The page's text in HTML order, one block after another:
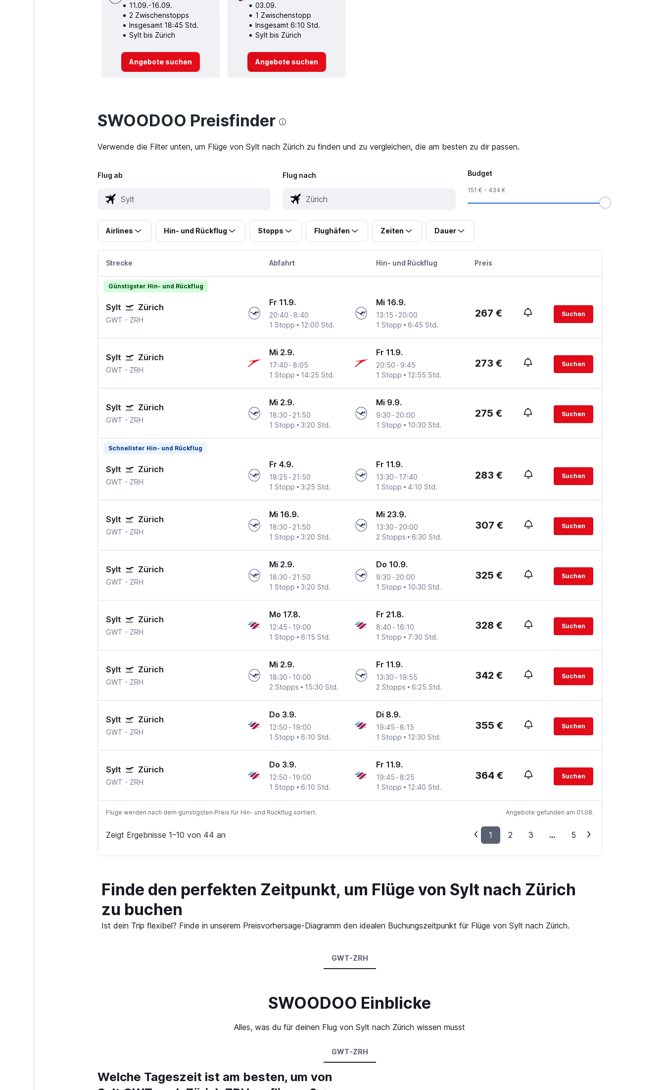
11.09.-16.09.
2 Zwischenstopps
Insgesamt 18:45 Std.
Sylt bis Zürich
Angebote suchen
03.09.
1 Zwischenstopp
Insgesamt 6:10 Std.
Sylt bis Zürich
Angebote suchen
SWOODOO Preisfinder
Verwende die Filter unten, um Flüge von Sylt nach Zürich zu finden und zu vergleichen, die am besten zu dir passen.
Flug ab Flug nach Budget
151 € - 434 €
Airlines Hin- und Rückflug Stopps Flughäfen Zeiten Dauer
Strecke Abfahrt Hin- und Rückflug Preis
Günstigster Hin- und Rückflug
Sylt Zürich
GWT - ZRH
Fr 11.9.
20:40 - 8:40
1 Stopp
12:00 Std.
Mi 16.9.
13:15 - 20:00
1 Stopp
6:45 Std.
267 € Suchen
Sylt Zürich
GWT - ZRH
Mi 2.9.
17:40 - 8:05
1 Stopp
14:25 Std.
Fr 11.9.
20:50 - 9:45
1 Stopp
12:55 Std.
273 € Suchen
Sylt Zürich
GWT - ZRH
Mi 2.9.
18:30 - 21:50
1 Stopp
3:20 Std.
Mi 9.9.
9:30 - 20:00
1 Stopp
10:30 Std.
275 € Suchen
Schnellster Hin- und Rückflug
Sylt Zürich
GWT - ZRH
Fr 4.9.
18:25 - 21:50
1 Stopp
3:25 Std.
Fr 11.9.
13:30 - 17:40
1 Stopp
4:10 Std.
283 € Suchen
Sylt Zürich
GWT - ZRH
Mi 16.9.
18:30 - 21:50
1 Stopp
3:20 Std.
Mi 23.9.
13:30 - 20:00
2 Stopps
6:30 Std.
307 € Suchen
Sylt Zürich
GWT - ZRH
Mi 2.9.
18:30 - 21:50
1 Stopp
3:20 Std.
Do 10.9.
9:30 - 20:00
1 Stopp
10:30 Std.
325 € Suchen
Sylt Zürich
GWT - ZRH
Mo 17.8.
12:45 - 19:00
1 Stopp
6:15 Std.
Fr 21.8.
8:40 - 16:10
1 Stopp
7:30 Std.
328 € Suchen
Sylt Zürich
GWT - ZRH
Mi 2.9.
18:30 - 10:00
2 Stopps
15:30 Std.
Fr 11.9.
13:30 - 19:55
2 Stopps
6:25 Std.
342 € Suchen
Sylt Zürich
GWT - ZRH
Do 3.9.
12:50 - 19:00
1 Stopp
6:10 Std.
Di 8.9.
19:45 - 8:15
1 Stopp
12:30 Std.
355 € Suchen
Sylt Zürich
GWT - ZRH
Do 3.9.
12:50 - 19:00
1 Stopp
6:10 Std.
Fr 11.9.
19:45 - 8:25
1 Stopp
12:40 Std.
364 € Suchen
Flüge werden nach dem günstigsten Preis für Hin- und Rückflug sortiert. Angebote gefunden am 01.08.
Zeigt Ergebnisse 1–10 von 44 an 1 2 3 ... 5
Finde den perfekten Zeitpunkt, um Flüge von Sylt nach Zürich
zu buchen
Ist dein Trip flexibel? Finde in unserem Preisvorhersage-Diagramm den idealen Buchungszeitpunkt für Flüge von Sylt nach Zürich.
GWT-ZRH
SWOODOO Einblicke
Alles, was du für deinen Flug von Sylt nach Zürich wissen musst
GWT-ZRH
Welche Tageszeit ist am besten, um von